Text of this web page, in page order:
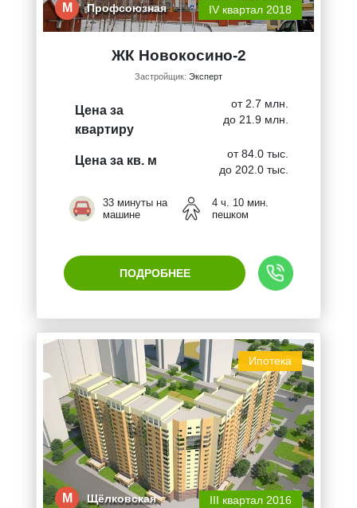
М Профсоюзная IV квартал 2018
ЖК Новокосино-2
Застройщик: Эксперт
Цена за
квартиру
от 2.7 млн.
до 21.9 млн.
Цена за кв. м
от 84.0 тыс.
до 202.0 тыс.
33 минуты на
машине
4 ч. 10 мин.
пешком
ПОДРОБНЕЕ
Ипотека
М Щёлковская III квартал 2016